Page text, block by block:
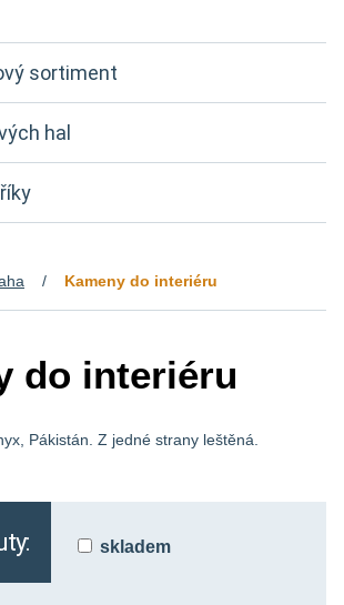
Kameny do interiéru
do interiéru
Pákistán. Z jedné strany leštěná.
skladem
sortiment
hal